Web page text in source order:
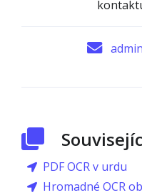
PDF OCR v urdu
Hromadné OCR